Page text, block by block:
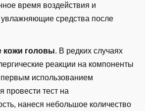
время воздействия и
увлажняющие средства после
кожи головы. В редких случаях
реакции на компоненты
использованием
провести тест на
нанеся небольшое количество